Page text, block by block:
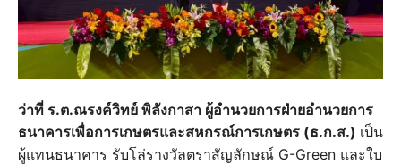
ว่าที่ ร.ต.ณรงค์วิทย์ พิลังกาสา ผู้อำนวยการฝ่ายอำนวยการ
ธนาคารเพื่อการเกษตรและสหกรณ์การเกษตร (ธ.ก.ส.) เป็น
ผู้แทนธนาคาร รับโล่รางวัลตราสัญลักษณ์ G-Green และใบ